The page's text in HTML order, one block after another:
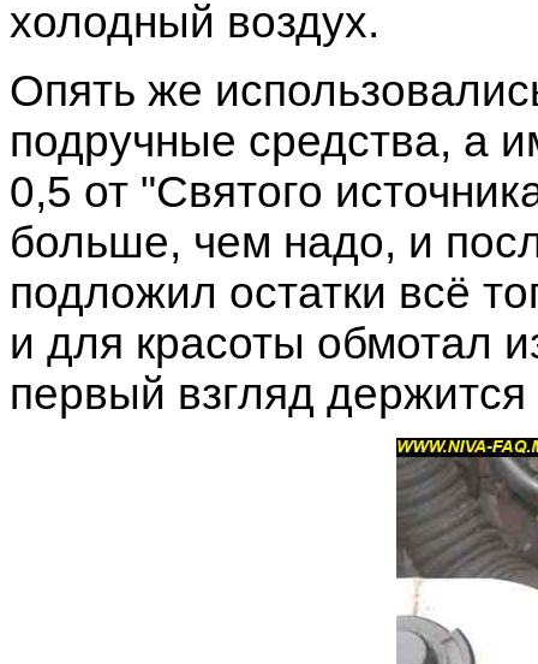
холодный воздух.
Опять же
подручные средства, а
0,5 от "Cвятого
больше, чем надо, и
подложил остатки всё
и для красоты обмотал
первый взгляд